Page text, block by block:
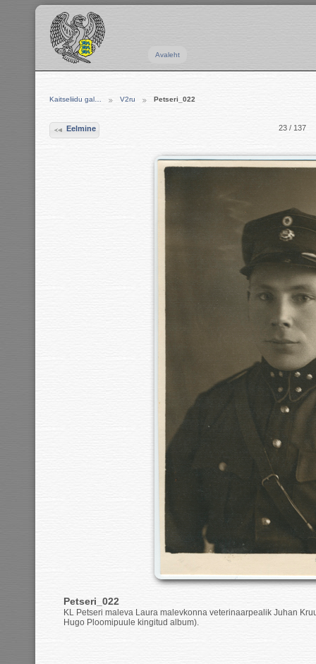
Avaleht
Kaitseliidu gal… V2ru Petseri_022
Eelmine 23 / 137
Petseri_022
KL Petseri maleva Laura malevkonna veterinaarpealik Juhan
Hugo Ploomipuule kingitud album).